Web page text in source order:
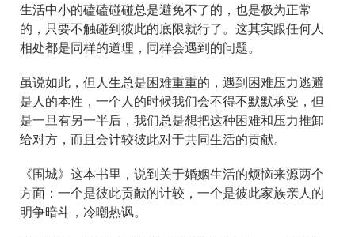
生活中小的磕磕碰碰总是避免不了的，也是极为正常
的，只要不触碰到彼此的底限就行了。这其实跟任何人
相处都是同样的道理，同样会遇到的问题。
虽说如此，但人生总是困难重重的，遇到困难压力逃避
是人的本性，一个人的时候我们会不得不默默承受，但
是一旦有另一半后，我们总是想把这种困难和压力推卸
给对方，而且会计较彼此对于共同生活的贡献。
《围城》这本书里，说到关于婚姻生活的烦恼来源两个
方面：一个是彼此贡献的计较，一个是彼此家族亲人的
明争暗斗，冷嘲热讽。